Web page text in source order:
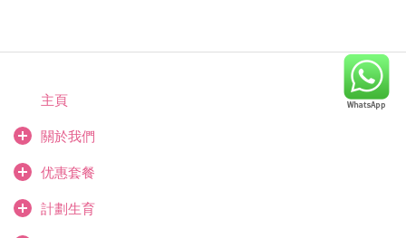
主頁
關於我們
优惠套餐
計劃生育